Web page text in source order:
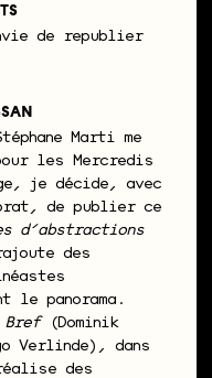
de republier
Marti me
les Mercredis
je décide, avec
de publier ce
d’abstractions
des
le panorama.
Bref(Dominik
Verlinde), dans
des